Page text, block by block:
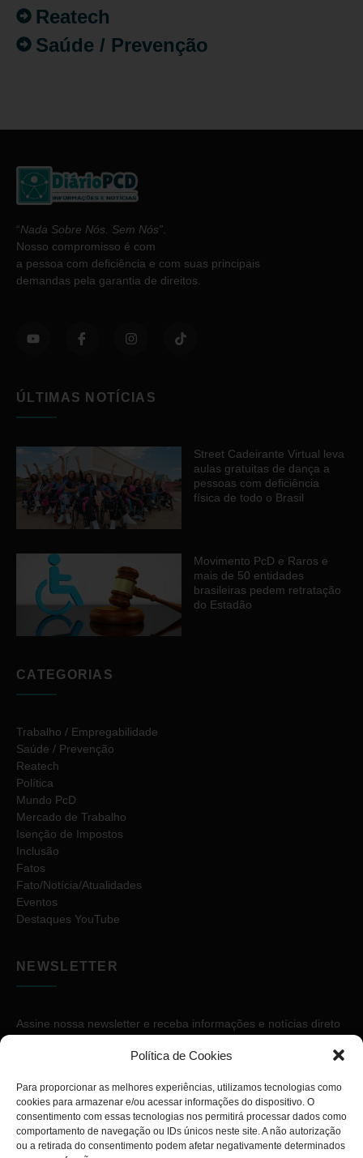
Política de Cookies
Para proporcionar as melhores experiências, utilizamos tecnologias como
cookies para armazenar e/ou acessar informações do dispositivo. O
consentimento com essas tecnologias nos permitirá processar dados como
comportamento de navegação ou IDs únicos neste site. A não autorização
ou a retirada do consentimento podem afetar negativamente determinados
Reatech
Saúde / Prevenção
“Nada Sobre Nós. Sem Nós”
Nosso compromisso é com
a pessoa com deficiência e com suas principais
demandas pela garantia de direitos.
ÚLTIMAS NOTÍCIAS
Street Cadeirante Virtual leva
aulas gratuitas de dança a
pessoas com deficiência
física de todo o Brasil
Movimento PcD e Raros e
mais de 50 entidades
brasileiras pedem retratação
do Estadão
CATEGORIAS
Trabalho / Empregabilidade
Saúde / Prevenção
Reatech
Política
Mundo PcD
Mercado de Trabalho
Isenção de Impostos
Inclusão
Fatos
Fato/Notícia/Atualidades
Eventos
Destaques YouTube
NEWSLETTER
Assine nossa newsletter e receba informações e notícias direto